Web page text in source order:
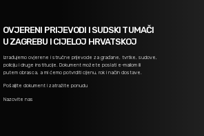
Izrađujemo ovjerene i stručne prijevode za građane, tvrtke, sudove,
policiju i druge institucije. Dokument možete poslati e-mailom ili
putem obrasca, a mi ćemo potvrditi cijenu, rok i način dostave.
OVJERENI PRIJEVODI I SUDSKI TUMAČI
U ZAGREBU I CIJELOJ HRVATSKOJ
Nazovite nas
Pošaljite dokument i zatražite ponudu